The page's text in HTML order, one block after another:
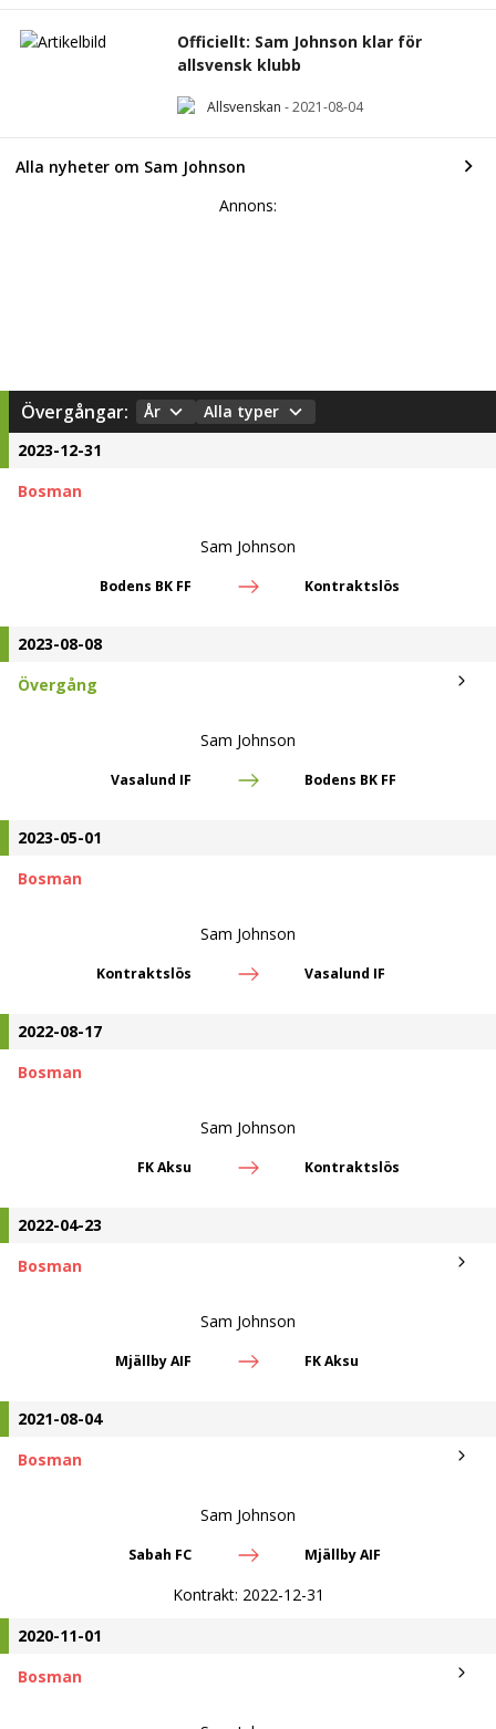
Officiellt: Sam Johnson klar för
allsvensk klubb
Allsvenskan -2021-08-04
Alla nyheter om Sam Johnson
Annons:
Övergångar: År
Alla typer
2023-12-31
Bosman
Sam Johnson
Bodens BK FF Kontraktslös
2023-08-08
Övergång
Sam Johnson
Vasalund IF Bodens BK FF
2023-05-01
Bosman
Sam Johnson
Kontraktslös Vasalund IF
2022-08-17
Bosman
Sam Johnson
FK Aksu Kontraktslös
2022-04-23
Bosman
Sam Johnson
Mjällby AIF FK Aksu
2021-08-04
Bosman
Sam Johnson
Sabah FC Mjällby AIF
Kontrakt: 2022-12-31
2020-11-01
Bosman